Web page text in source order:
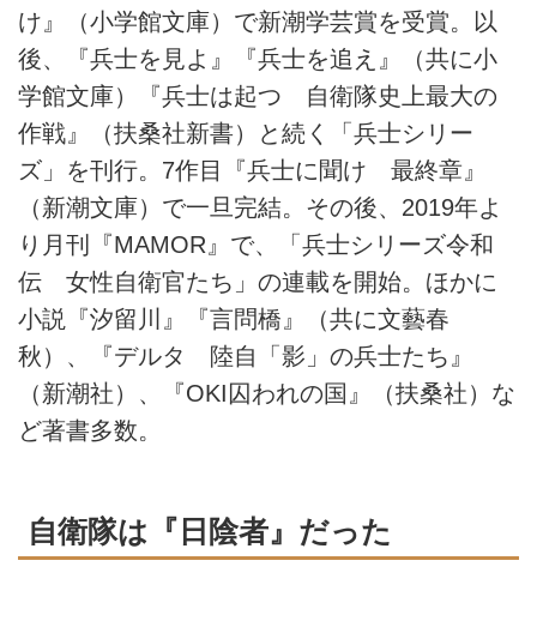
け』（小学館文庫）で新潮学芸賞を受賞。以
後、『兵士を見よ』『兵士を追え』（共に小
学館文庫）『兵士は起つ 自衛隊史上最大の
作戦』（扶桑社新書）と続く「兵士シリー
ズ」を刊行。7作目『兵士に聞け 最終章』
（新潮文庫）で一旦完結。その後、2019年よ
り月刊『MAMOR』で、「兵士シリーズ令和
伝 女性自衛官たち」の連載を開始。ほかに
小説『汐留川』『言問橋』（共に文藝春
秋）、『デルタ 陸自「影」の兵士たち』
（新潮社）、『OKI囚われの国』（扶桑社）な
ど著書多数。
自衛隊は『日陰者』だった